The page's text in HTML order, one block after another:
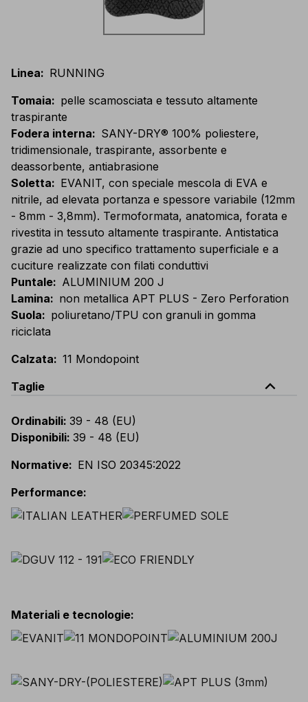
Linea: RUNNING
Tomaia: pelle scamosciata e tessuto altamente
traspirante
Fodera interna: SANY-DRY® 100% poliestere,
tridimensionale, traspirante, assorbente e
deassorbente, antiabrasione
Soletta: EVANIT, con speciale mescola di EVA e
nitrile, ad elevata portanza e spessore variabile (12mm
- 8mm - 3,8mm). Termoformata, anatomica, forata e
rivestita in tessuto altamente traspirante. Antistatica
grazie ad uno specifico trattamento superficiale e a
cuciture realizzate con filati conduttivi
Puntale: ALUMINIUM 200 J
Lamina: non metallica APT PLUS - Zero Perforation
Suola: poliuretano/TPU con granuli in gomma
riciclata
Calzata: 11 Mondopoint
Taglie
expand_less
Ordinabili: 39 - 48 (EU)
Disponibili: 39 - 48 (EU)
Normative: EN ISO 20345:2022
Performance:
Materiali e tecnologie: